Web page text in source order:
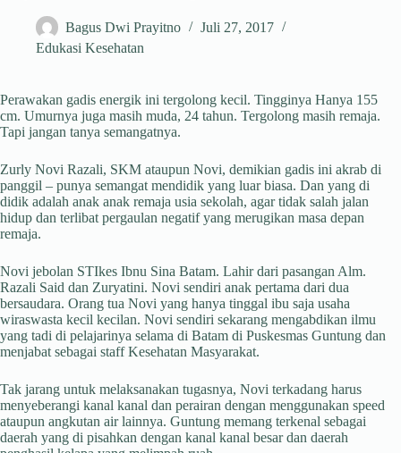
Bagus Dwi Prayitno
Juli 27, 2017
Edukasi Kesehatan
Perawakan gadis energik ini tergolong kecil. Tingginya Hanya 155
cm. Umurnya juga masih muda, 24 tahun. Tergolong masih remaja.
Tapi jangan tanya semangatnya.
Zurly Novi Razali, SKM ataupun Novi, demikian gadis ini akrab di
panggil – punya semangat mendidik yang luar biasa. Dan yang di
didik adalah anak anak remaja usia sekolah, agar tidak salah jalan
hidup dan terlibat pergaulan negatif yang merugikan masa depan
remaja.
Novi jebolan STIkes Ibnu Sina Batam. Lahir dari pasangan Alm.
Razali Said dan Zuryatini. Novi sendiri anak pertama dari dua
bersaudara. Orang tua Novi yang hanya tinggal ibu saja usaha
wiraswasta kecil kecilan. Novi sendiri sekarang mengabdikan ilmu
yang tadi di pelajarinya selama di Batam di Puskesmas Guntung dan
menjabat sebagai staff Kesehatan Masyarakat.
Tak jarang untuk melaksanakan tugasnya, Novi terkadang harus
menyeberangi kanal kanal dan perairan dengan menggunakan speed
ataupun angkutan air lainnya. Guntung memang terkenal sebagai
daerah yang di pisahkan dengan kanal kanal besar dan daerah